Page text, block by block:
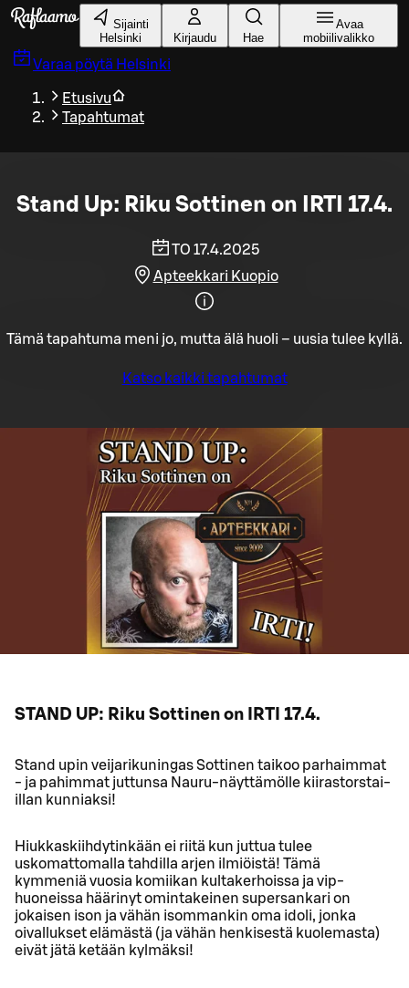
Siirry pääsisältöön
Sijainti
Helsinki
Kirjaudu Hae
Avaa
mobiilivalikko
Varaa pöytä Helsinki
Etusivu
Tapahtumat
Stand Up: Riku Sottinen on IRTI 17.4.
TO 17.4.2025
Apteekkari Kuopio
Tämä tapahtuma meni jo, mutta älä huoli – uusia tulee kyllä.
Katso kaikki tapahtumat
STAND UP: Riku Sottinen on IRTI 17.4.
Stand upin veijarikuningas Sottinen taikoo parhaimmat
- ja pahimmat juttunsa Nauru-näyttämölle kiirastorstai-
illan kunniaksi!
Hiukkaskiihdytinkään ei riitä kun juttua tulee
uskomattomalla tahdilla arjen ilmiöistä! Tämä
kymmeniä vuosia komiikan kultakerhoissa ja vip-
huoneissa häärinyt omintakeinen supersankari on
jokaisen ison ja vähän isommankin oma idoli, jonka
oivallukset elämästä (ja vähän henkisestä kuolemasta)
eivät jätä ketään kylmäksi!